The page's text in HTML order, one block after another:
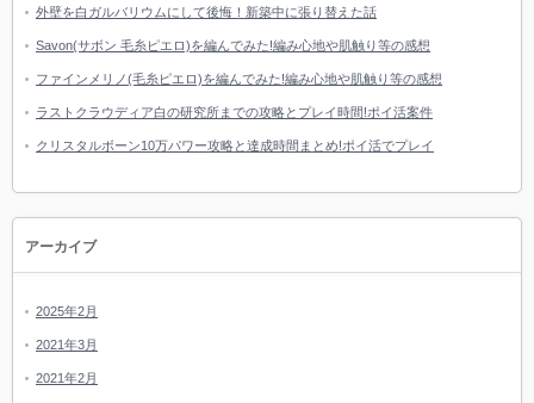
外壁を白ガルバリウムにして後悔！新築中に張り替えた話
Savon(サボン 毛糸ピエロ)を編んでみた!編み心地や肌触り等の感想
ファインメリノ(毛糸ピエロ)を編んでみた!編み心地や肌触り等の感想
ラストクラウディア白の研究所までの攻略とプレイ時間!ポイ活案件
クリスタルボーン10万パワー攻略と達成時間まとめ!ポイ活でプレイ
アーカイブ
2025年2月
2021年3月
2021年2月